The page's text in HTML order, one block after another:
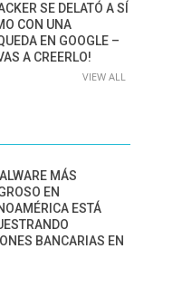
SE DELATÓ A SÍ
CON UNA
EN GOOGLE –
A CREERLO!
VIEW ALL
MÁS
EN
ESTÁ
BANCARIAS EN